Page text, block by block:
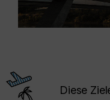
Diese